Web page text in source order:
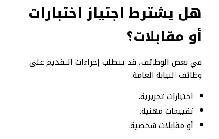
هل يشترط اجتياز اختبارات
أو مقابلات؟
في بعض الوظائف، قد تتطلب إجراءات التقديم على
وظائف النيابة العامة:
اختبارات تحريرية.
تقييمات مهنية.
أو مقابلات شخصية.